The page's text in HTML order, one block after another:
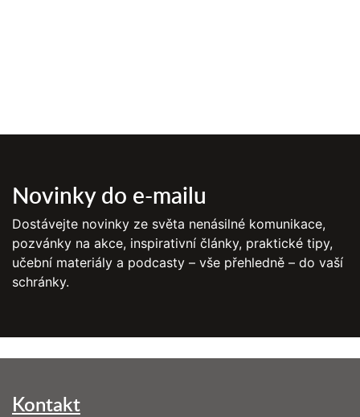
Novinky do e-mailu
Dostávejte novinky ze světa nenásilné komunikace,
pozvánky na akce, inspirativní články, praktické tipy,
učební materiály a podcasty – vše přehledně – do vaší
schránky.
Kontakt